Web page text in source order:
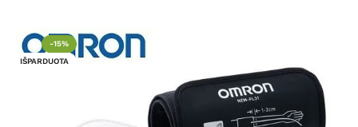
-15%
IŠPARDUOTA